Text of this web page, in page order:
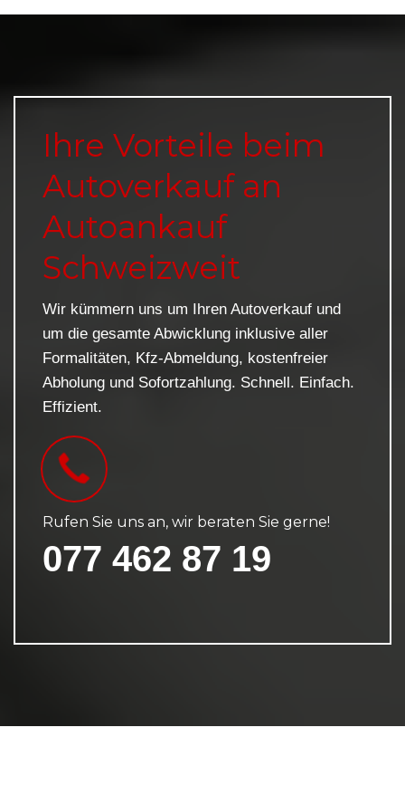
Ihre Vorteile beim
Autoverkauf an
Autoankauf
Schweizweit
Wir kümmern uns um Ihren Autoverkauf und
um die gesamte Abwicklung inklusive aller
Formalitäten, Kfz-Abmeldung, kostenfreier
Abholung und Sofortzahlung. Schnell. Einfach.
Effizient.
Rufen Sie uns an, wir beraten Sie gerne!
077 462 87 19